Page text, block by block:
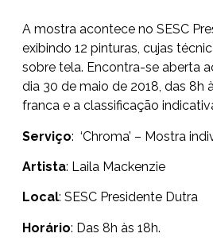
A mostra acontece no SESC
exibindo 12 pinturas, cujas
sobre tela. Encontra-se aberta
dia 30 de maio de 2018, das 8h
franca e a classificação
Serviço: ‘Chroma’ – Mostra
Artista: Laila Mackenzie
Local: SESC Presidente Dutra
Horário: Das 8h às 18h.